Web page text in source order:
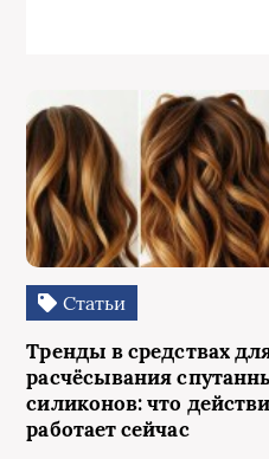
Статьи
Тренды в средствах
расчёсывания
силиконов: что
работает сейчас